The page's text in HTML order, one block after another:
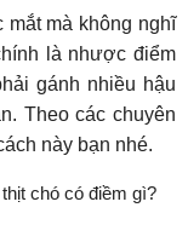
mà không nghĩ
là nhược điểm
gánh nhiều hậu
Theo các chuyên
này bạn nhé.